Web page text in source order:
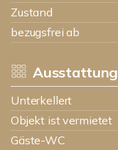
Zustand
bezugsfrei ab
Ausstattung
Unterkellert
Objekt ist vermietet
Gäste-WC